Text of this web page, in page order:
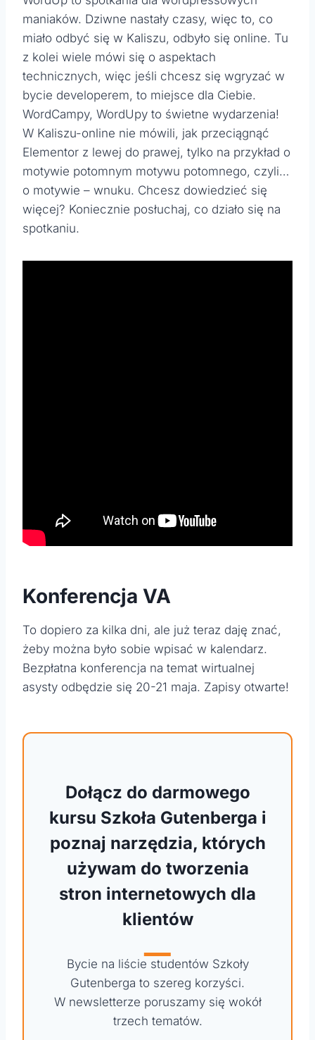
maniaków. Dziwne nastały czasy, więc to, co
miało odbyć się w Kaliszu, odbyło się online. Tu
z kolei wiele mówi się o aspektach
technicznych, więc jeśli chcesz się wgryzać w
bycie developerem, to miejsce dla Ciebie.
WordCampy, WordUpy to świetne wydarzenia!
W Kaliszu-online nie mówili, jak przeciągnąć
Elementor z lewej do prawej, tylko na przykład o
motywie potomnym motywu potomnego, czyli…
o motywie – wnuku. Chcesz dowiedzieć się
więcej? Koniecznie posłuchaj, co działo się na
spotkaniu.
Konferencja VA
To dopiero za kilka dni, ale już teraz daję znać,
żeby można było sobie wpisać w kalendarz.
Bezpłatna konferencja na temat wirtualnej
asysty odbędzie się 20-21 maja. Zapisy otwarte!
Dołącz do darmowego
kursu Szkoła Gutenberga i
poznaj narzędzia, których
używam do tworzenia
stron internetowych dla
klientów
Bycie na liście studentów Szkoły
Gutenberga to szereg korzyści.
W newsletterze poruszamy się wokół
trzech tematów.